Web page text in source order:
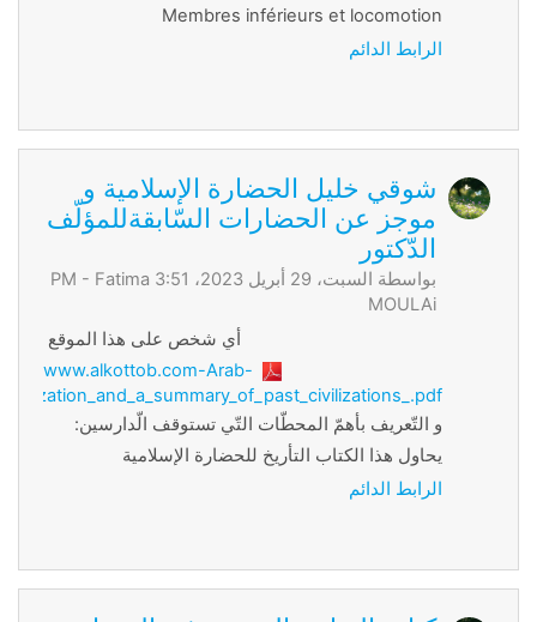
Membres inférieurs et locomotion
الرابط الدائم
شوقي خليل الحضارة الإسلامية و
موجز عن الحضارات السّابقةللمؤلّف
الدّكتور
بواسطة السبت، 29 أبريل 2023، 3:51 PM -
Fatima
MOULAi
أي شخص على هذا الموقع
www.alkottob.com-Arab-
:و التّعريف بأهمّ المحطّات التّي تستوقف الّدارسين
يحاول هذا الكتاب التأريخ للحضارة الإسلامية
الرابط الدائم